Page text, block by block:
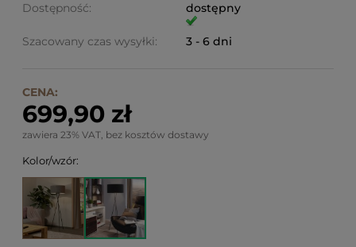
Dostępność:
dostępny
Szacowany czas wysyłki: 3 - 6 dni
CENA:
699,90 zł
zawiera 23% VAT, bez kosztów dostawy
Kolor/wzór: